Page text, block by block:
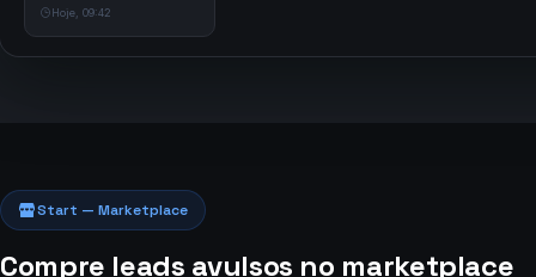
 Hoje, 09:42
Hoje, 09:42